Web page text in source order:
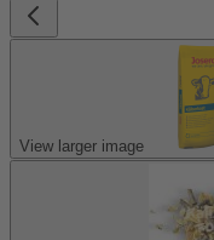
View larger image